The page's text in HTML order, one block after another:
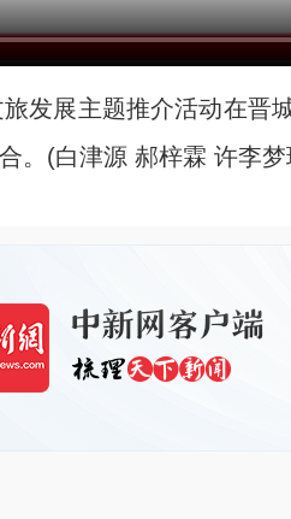
展主题推介活动在晋
。(白津源 郝梓霖 许李